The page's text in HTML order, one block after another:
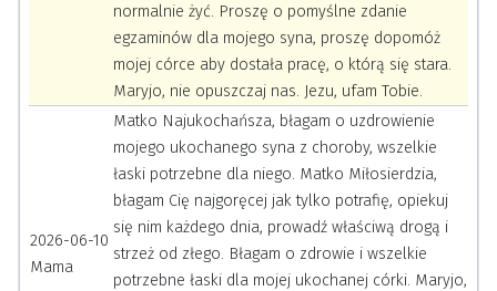
normalnie żyć. Proszę o pomyślne zdanie
egzaminów dla mojego syna, proszę dopomóż
mojej córce aby dostała pracę, o którą się stara.
Maryjo, nie opuszczaj nas. Jezu, ufam Tobie.
2026-06-10
Mama
Matko Najukochańsza, błagam o uzdrowienie
mojego ukochanego syna z choroby, wszelkie
łaski potrzebne dla niego. Matko Miłosierdzia,
błagam Cię najgoręcej jak tylko potrafię, opiekuj
się nim każdego dnia, prowadź właściwą drogą i
strzeż od złego. Błagam o zdrowie i wszelkie
potrzebne łaski dla mojej ukochanej córki. Maryjo,